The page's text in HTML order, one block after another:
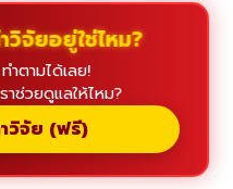
วิจัยอยู่ใช่ไหม?
ำตามได้เลย!
าช่วยดูแลให้ไหม?
าวิจัย (ฟรี)